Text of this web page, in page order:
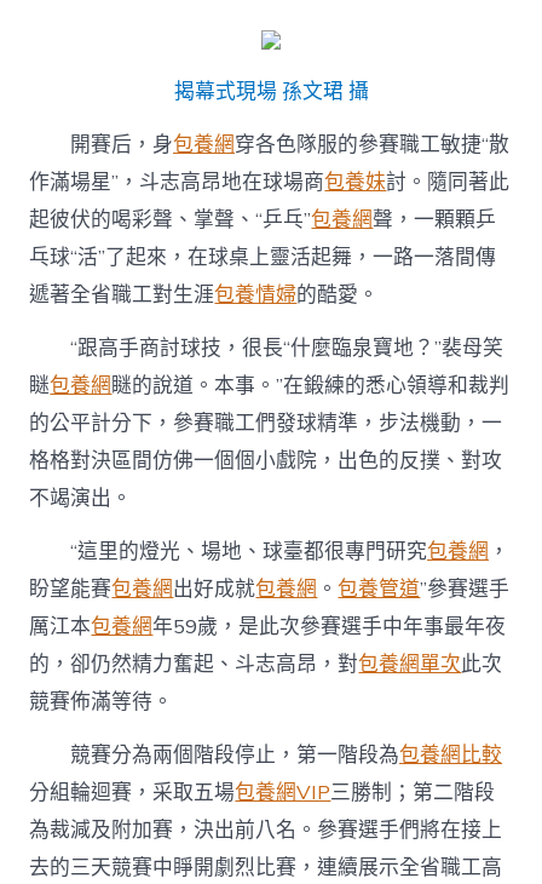
養
網
北
省
職
工
乒
乓
球
競
賽
開
中
揭幕式現場 孫文珺 攝
開賽后，身包養網穿各色隊服的參賽職工敏捷“散
作滿場星”，斗志高昂地在球場商包養妹討。隨同著此
起彼伏的喝彩聲、掌聲、“乒乓”包養網聲，一顆顆乒
乓球“活”了起來，在球桌上靈活起舞，一路一落間傳
遞著全省職工對生涯包養情婦的酷愛。
“跟高手商討球技，很長“什麼臨泉寶地？”裴母笑
瞇包養網瞇的說道。本事。”在鍛練的悉心領導和裁判
的公平計分下，參賽職工們發球精準，步法機動，一
格格對決區間仿佛一個個小戲院，出色的反撲、對攻
不竭演出。
“這里的燈光、場地、球臺都很專門研究包養網 ，
盼望能賽包養網出好成就包養網 。包養管道”參賽選手
厲江本包養網年59歲，是此次參賽選手中年事最年夜
的，卻仍然精力奮起、斗志高昂，對包養網單次此次
競賽佈滿等待。
競賽分為兩個階段停止，第一階段為包養網比較
分組輪迴賽，采取五場包養網VIP三勝制；第二階段
為裁減及附加賽，決出前八名。參賽選手們將在接上
去的三天競賽中睜開劇烈比賽，連續展示全省職工高